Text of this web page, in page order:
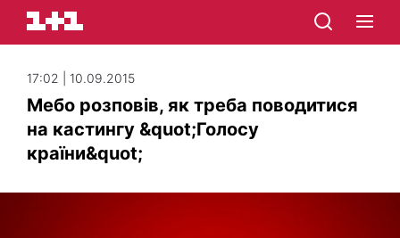
17:02 | 10.09.2015
Мебо розповів, як треба поводитися
на кастингу &quot;Голосу
країни&quot;